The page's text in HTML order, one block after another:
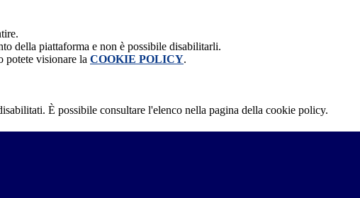
della piattaforma e non è possibile disabilitarli.
potete visionare la COOKIE POLICY.
È possibile consultare l'elenco nella pagina della cookie policy.